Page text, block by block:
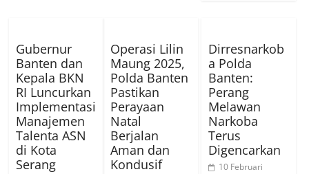
Gubernur
Banten dan
Kepala BKN
RI Luncurkan
Implementasi
Manajemen
Talenta ASN
di Kota
Serang
Operasi Lilin
Maung 2025,
Polda Banten
Pastikan
Perayaan
Natal
Berjalan
Aman dan
Kondusif
Dirresnarkob
a Polda
Banten:
Perang
Melawan
Narkoba
Terus
Digencarkan
10 Februari